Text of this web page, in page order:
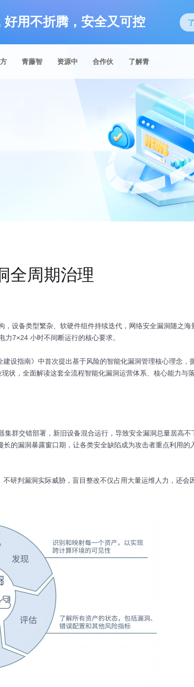
用不折腾，安全又可控
青藤智 资源中 合作伙 了解青
全周期治理
设备类型繁杂、软硬件组件持续迭代，网络安全漏洞随之海
力7×24 小时不间断运行的核心要求。
设指南》中首次提出基于风险的智能化漏洞管理核心理念，
状，全面解读这套全流程智能化漏洞运营体系、核心能力与
群交错部署，新旧设备混合运行，导致安全漏洞总量居高不
的漏洞暴露窗口期，让各类安全缺陷成为攻击者重点利用的
研判漏洞实际威胁，盲目整改不仅占用大量运维人力，还会